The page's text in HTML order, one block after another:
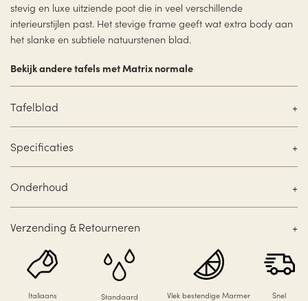
stevig en luxe uitziende poot die in veel verschillende
interieurstijlen past. Het stevige frame geeft wat extra body aan
het slanke en subtiele natuurstenen blad.
Bekijk andere tafels met Matrix normale
Tafelblad
Specificaties
Onderhoud
Verzending & Retourneren
Italiaans Standaard Vlek bestendige Marmer Snel